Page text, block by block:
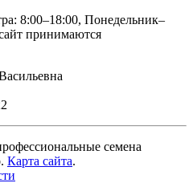
8:00–18:00, Понедельник–
принимаются
семена
Карта сайта.